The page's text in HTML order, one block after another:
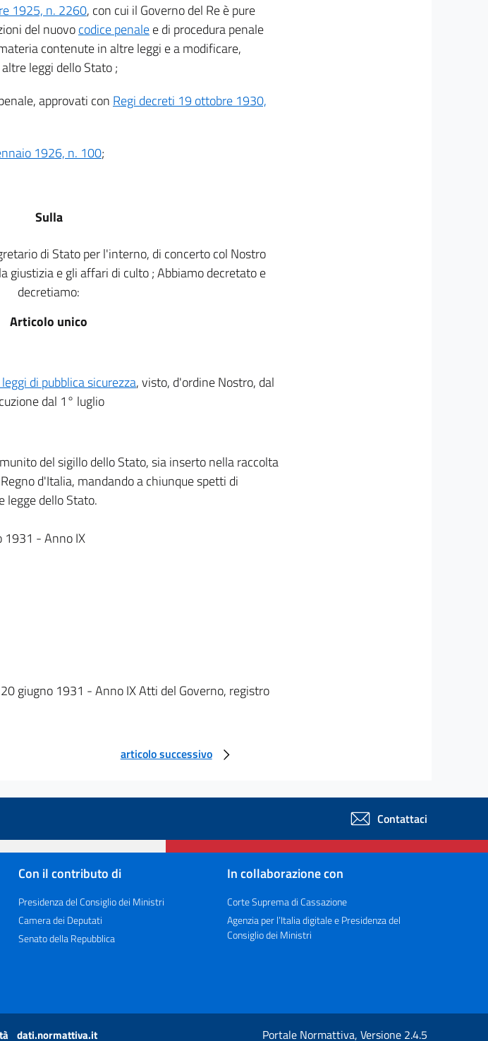
1925, n. 2260, con cui il Governo del Re è pure
del nuovocodice penalee di procedura penale
contenute in altre leggi e a modificare,
leggi dello Stato ;
approvati con Regi decreti 19 ottobre 1930,
1926, n. 100;
Sulla
di Stato per l'interno, di concerto col Nostro
giustizia e gli affari di culto ; Abbiamo decretato e
decretiamo:
Articolo unico
di pubblica sicurezza, visto, d'ordine Nostro, dal
dal 1° luglio
del sigillo dello Stato, sia inserto nella raccolta
d'Italia, mandando a chiunque spetti di
legge dello Stato.
1931 - Anno IX
giugno 1931 - Anno IX Atti del Governo, registro
articolo successivo
Contattaci
Con il contributo di
Presidenza del Consiglio dei Ministri
Camera dei Deputati
Senato della Repubblica
In collaborazione con
Corte Suprema di Cassazione
Agenzia per l’Italia digitale e Presidenza del
Consiglio dei Ministri
dati.normattiva.it Portale Normattiva, Versione 2.4.5